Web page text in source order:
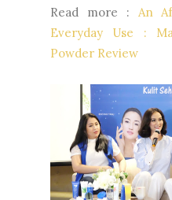
Read more : An
Everyday Use :
Powder Review